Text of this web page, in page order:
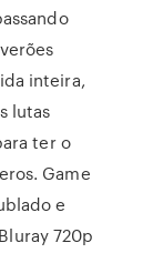
inteira,
lutas
ter o
Game
e
720p